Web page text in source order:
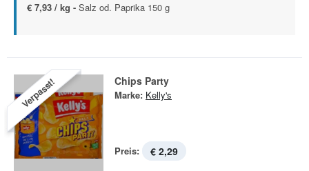
€ 7,93 / kg - Salz od. Paprika 150 g
Verpasst! Chips Party
Marke: Kelly's
Preis: € 2,29